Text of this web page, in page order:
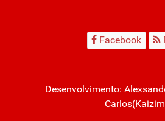
Facebook
Desenvolvimento: